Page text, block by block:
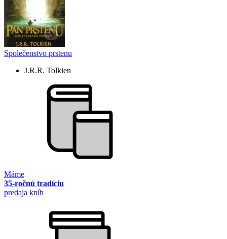
Společenstvo prstenu
J.R.R. Tolkien
Máme
35-ročnú tradíciu
predaja kníh